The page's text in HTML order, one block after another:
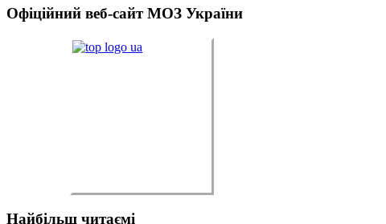
Офіційний веб-сайт МОЗ України
Найбільш читаємі